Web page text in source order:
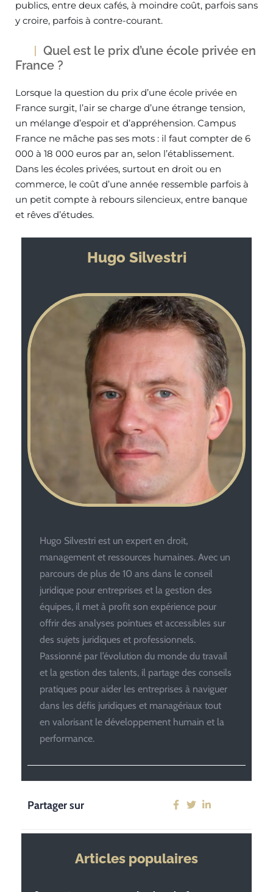
publics, entre deux cafés, à moindre coût, parfois sans
y croire, parfois à contre-courant.
Quel est le prix d’une école privée en
France ?
Lorsque la question du prix d’une école privée en
France surgit, l’air se charge d’une étrange tension,
un mélange d’espoir et d’appréhension. Campus
France ne mâche pas ses mots : il faut compter de 6
000 à 18 000 euros par an, selon l’établissement.
Dans les écoles privées, surtout en droit ou en
commerce, le coût d’une année ressemble parfois à
un petit compte à rebours silencieux, entre banque
et rêves d’études.
Hugo Silvestri
Hugo Silvestri est un expert en droit,
management et ressources humaines. Avec un
parcours de plus de 10 ans dans le conseil
juridique pour entreprises et la gestion des
équipes, il met à profit son expérience pour
offrir des analyses pointues et accessibles sur
des sujets juridiques et professionnels.
Passionné par l’évolution du monde du travail
et la gestion des talents, il partage des conseils
pratiques pour aider les entreprises à naviguer
dans les défis juridiques et managériaux tout
en valorisant le développement humain et la
performance.
Partager sur
Articles populaires